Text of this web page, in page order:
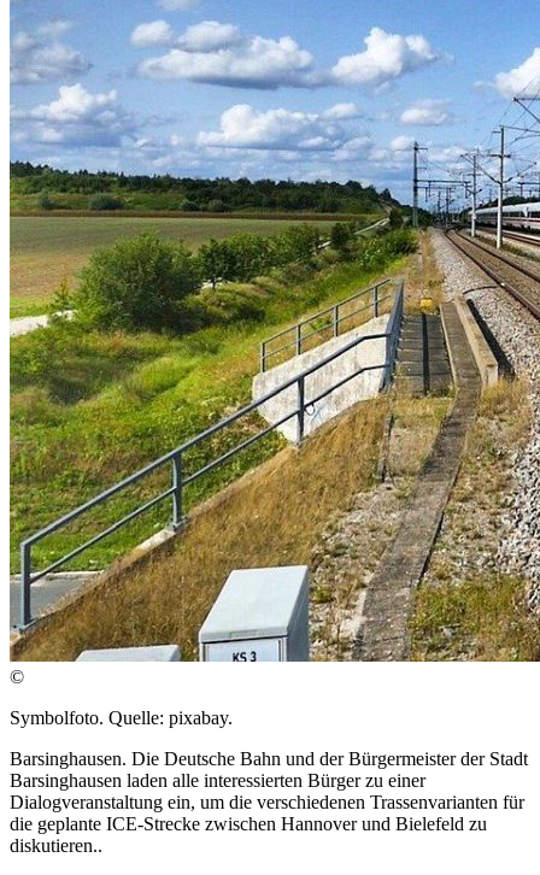
©
Symbolfoto. Quelle: pixabay.
Barsinghausen. Die Deutsche Bahn und der Bürgermeister der Stadt
Barsinghausen laden alle interessierten Bürger zu einer
Dialogveranstaltung ein, um die verschiedenen Trassenvarianten für
die geplante ICE-Strecke zwischen Hannover und Bielefeld zu
diskutieren..